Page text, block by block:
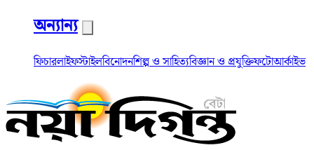
অন্যান্য
ফিচারলাইফস্টাইলবিনোদনশিল্প ও সাহিত্যবিজ্ঞান ও প্রযুক্তিফটোআর্কাইভ